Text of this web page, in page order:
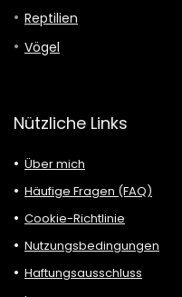
Reptilien
Vögel
Nützliche Links
Über mich
Häufige Fragen (FAQ)
Cookie-Richtlinie
Nutzungsbedingungen
Haftungsausschluss